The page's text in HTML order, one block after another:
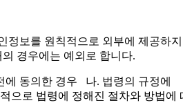
정보를 원칙적으로 외부에 제공하지
경우에는 예외로 합니다.
에 동의한 경우 나. 법령의 규정에
으로 법령에 정해진 절차와 방법에